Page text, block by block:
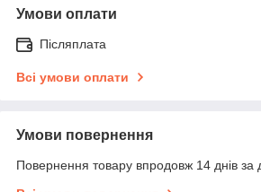
Умови оплати
Післяплата
Всі умови оплати
Умови повернення
Повернення товару впродовж 14 днів за